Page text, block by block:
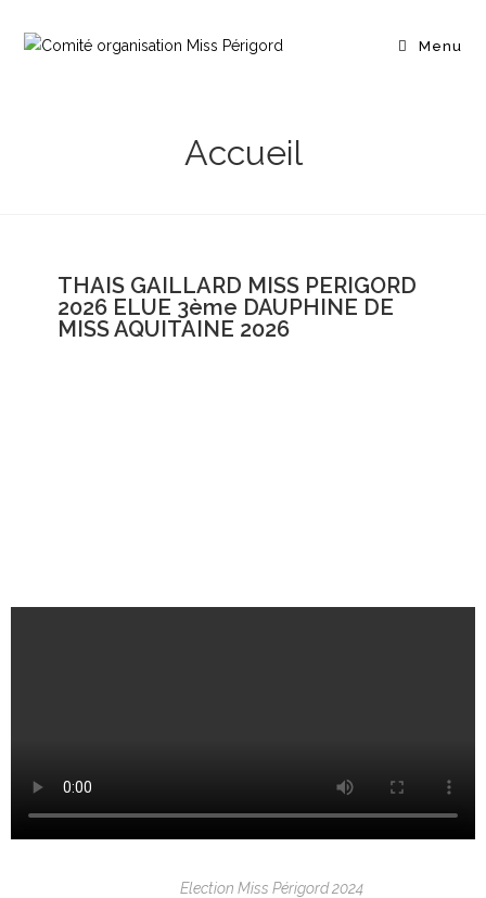
Menu
Accueil
THAIS GAILLARD MISS PERIGORD
2026 ELUE 3ème DAUPHINE DE
MISS AQUITAINE 2026
Election Miss Périgord 2024